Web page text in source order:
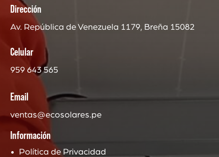
Dirección
Av. República de Venezuela 1179, Breña 15082
Celular
959 643 565
Email
ventas@ecosolares.pe
Información
Política de Privacidad